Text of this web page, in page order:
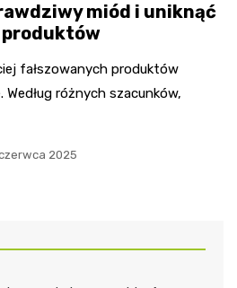
miód i uniknąć
produktów
fałszowanych produktów
różnych szacunków,
2025